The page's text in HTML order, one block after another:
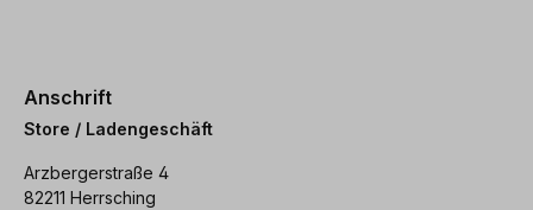
Anschrift
Store / Ladengeschäft
Arzbergerstraße 4
82211 Herrsching